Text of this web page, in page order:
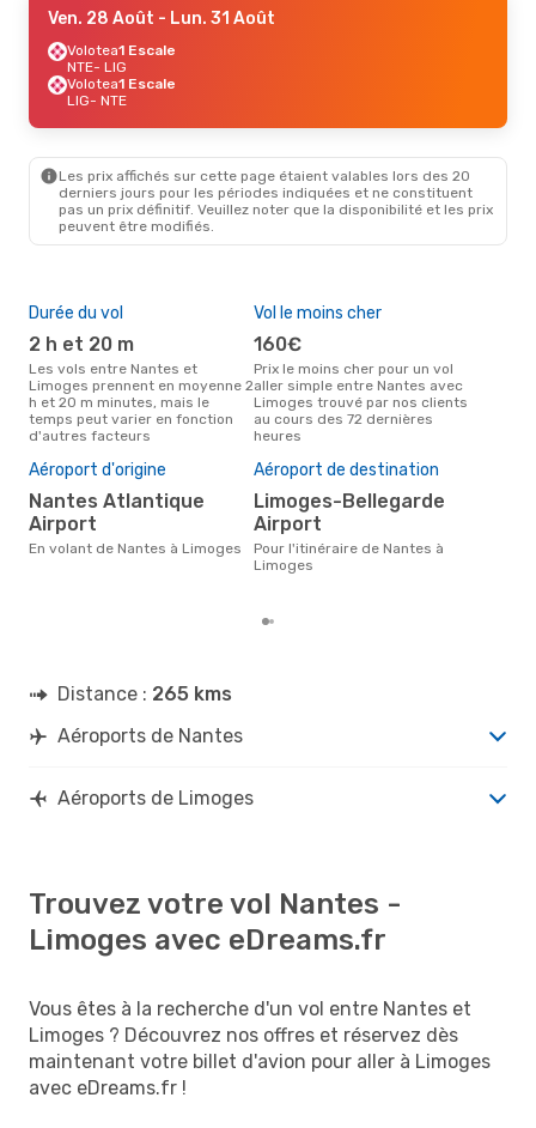
Ven. 28 Août - Lun. 31 Août
Volotea1 Escale
NTE- LIG
Volotea1 Escale
LIG- NTE
Les prix affichés sur cette page étaient valables lors des 20
derniers jours pour les périodes indiquées et ne constituent
pas un prix définitif. Veuillez noter que la disponibilité et les prix
peuvent être modifiés.
Durée du vol
2 h et 20 m
Les vols entre Nantes et
Limoges prennent en moyenne 2
h et 20 m minutes, mais le
temps peut varier en fonction
d'autres facteurs
Vol le moins cher
160€
Prix le moins cher pour un vol
aller simple entre Nantes avec
Limoges trouvé par nos clients
au cours des 72 dernières
heures
Aéroport d'origine
Nantes Atlantique
Airport
En volant de Nantes à Limoges
Aéroport de destination
Limoges-Bellegarde
Airport
Pour l'itinéraire de Nantes à
Limoges
Distance : 265 kms
Aéroports de Nantes
Aéroports de Limoges
Trouvez votre vol Nantes -
Limoges avec eDreams.fr
Vous êtes à la recherche d'un vol entre Nantes et
Limoges ? Découvrez nos offres et réservez dès
maintenant votre billet d'avion pour aller à Limoges
avec eDreams.fr !